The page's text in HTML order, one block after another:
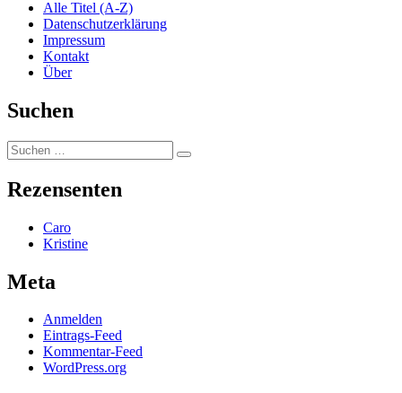
Alle Titel (A-Z)
Datenschutzerklärung
Impressum
Kontakt
Über
Suchen
Suchen
nach:
Suchen
Rezensenten
Caro
Kristine
Meta
Anmelden
Eintrags-Feed
Kommentar-Feed
WordPress.org